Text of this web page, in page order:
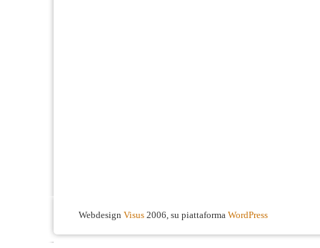
Webdesign Visus 2006, su piattaforma WordPress